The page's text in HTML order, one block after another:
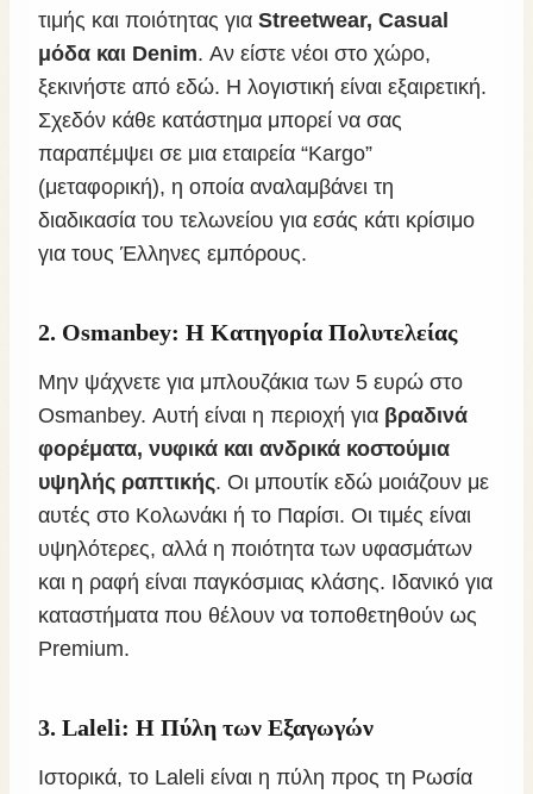
τιμής και ποιότητας για Streetwear, Casual
μόδα και Denim. Αν είστε νέοι στο χώρο,
ξεκινήστε από εδώ. Η λογιστική είναι εξαιρετική.
Σχεδόν κάθε κατάστημα μπορεί να σας
παραπέμψει σε μια εταιρεία “Kargo”
(μεταφορική), η οποία αναλαμβάνει τη
διαδικασία του τελωνείου για εσάς κάτι κρίσιμο
για τους Έλληνες εμπόρους.
2. Osmanbey: Η Κατηγορία Πολυτελείας
Μην ψάχνετε για μπλουζάκια των 5 ευρώ στο
Osmanbey. Αυτή είναι η περιοχή για βραδινά
φορέματα, νυφικά και ανδρικά κοστούμια
υψηλής ραπτικής. Οι μπουτίκ εδώ μοιάζουν με
αυτές στο Κολωνάκι ή το Παρίσι. Οι τιμές είναι
υψηλότερες, αλλά η ποιότητα των υφασμάτων
και η ραφή είναι παγκόσμιας κλάσης. Ιδανικό για
καταστήματα που θέλουν να τοποθετηθούν ως
Premium.
3. Laleli: Η Πύλη των Εξαγωγών
Ιστορικά, το Laleli είναι η πύλη προς τη Ρωσία